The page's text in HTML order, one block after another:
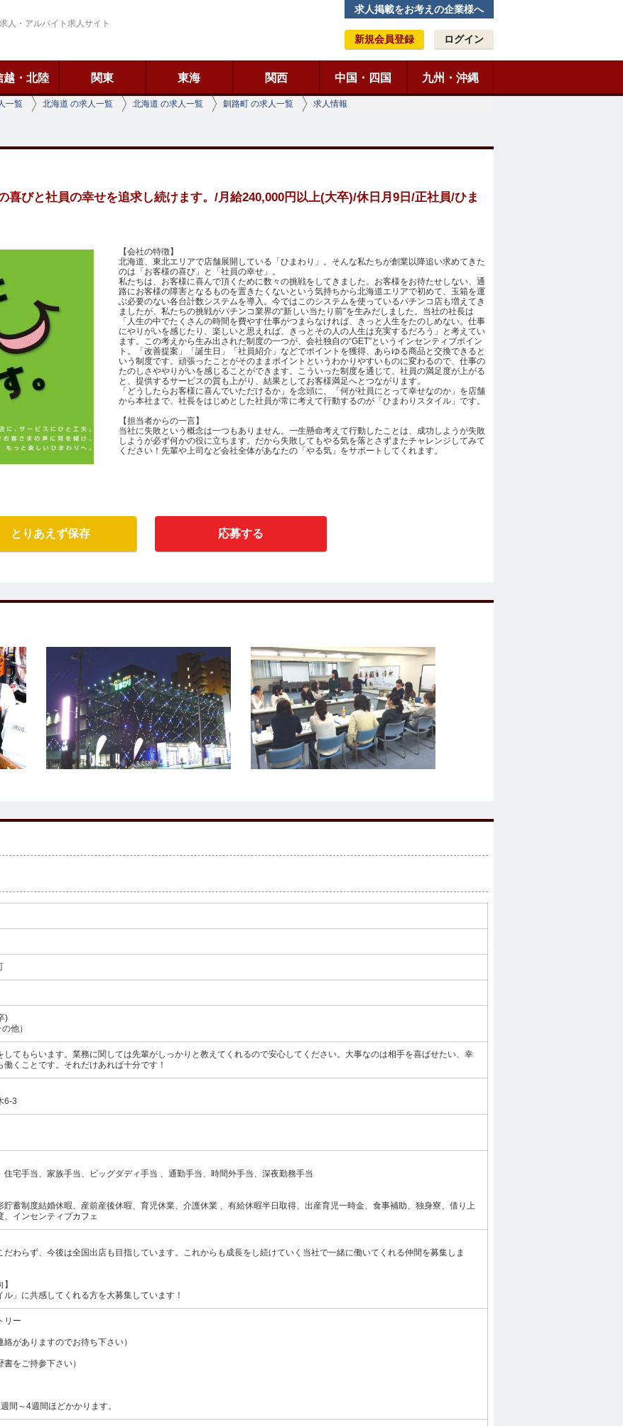
人・アルバイト求人サイト
求人掲載をお考えの企業様へ
新規会員登録 ログイン
越・北陸 関東 東海 関西 中国・四国 九州・沖縄
一覧 北海道 の求人一覧 北海道 の求人一覧 釧路町 の求人一覧 求人情報
喜びと社員の幸せを追求し続けます。/月給240,000円以上(大卒)/休日月9日/正社員/ひま
【会社の特徴】
北海道、東北エリアで店舗展開している「ひまわり」。そんな私たちが創業以降追い求めてきた
のは「お客様の喜び」と「社員の幸せ」。
私たちは、お客様に喜んで頂くために数々の挑戦をしてきました。お客様をお待たせしない、通
路にお客様の障害となるものを置きたくないという気持ちから北海道エリアで初めて、玉箱を運
ぶ必要のない各台計数システムを導入。今ではこのシステムを使っているパチンコ店も増えてき
ましたが、私たちの挑戦がパチンコ業界の“新しい当たり前”を生みだしました。当社の社長は
「人生の中でたくさんの時間を費やす仕事がつまらなければ、きっと人生をたのしめない。仕事
にやりがいを感じたり、楽しいと思えれば、きっとその人の人生は充実するだろう」と考えてい
ます。この考えから生み出された制度の一つが、会社独自の“GET”というインセンティブポイン
ト。「改善提案」「誕生日」「社員紹介」などでポイントを獲得、あらゆる商品と交換できると
いう制度です。頑張ったことがそのままポイントというわかりやすいものに変わるので、仕事の
たのしさややりがいを感じることができます。こういった制度を通じて、社員の満足度が上がる
と、提供するサービスの質も上がり、結果としてお客様満足へとつながります。
「どうしたらお客様に喜んでいただけるか」を念頭に、「何が社員にとって幸せなのか」を店舗
から本社まで、社長をはじめとした社員が常に考えて行動するのが「ひまわりスタイル」です。
【担当者からの一言】
当社に失敗という概念は一つもありません。一生懸命考えて行動したことは、成功しようが失敗
しようが必ず何かの役に立ちます。だから失敗してもやる気を落とさずまたチャレンジしてみて
ください！先輩や上司など会社全体があなたの「やる気」をサポートしてくれます。
とりあえず保存 応募する
)
他）
してもらいます。業務に関しては先輩がしっかりと教えてくれるので安心してください。大事なのは相手を喜ばせたい、幸
くことです。それだけあれば十分です！
6-3
住宅手当、家族手当、ビッグダディ手当 、通勤手当、時間外手当、深夜勤務手当
貯蓄制度結婚休暇、産前産後休暇、育児休業、介護休業 、有給休暇半日取得、出産育児一時金、食事補助、独身寮、借り上
、インセンティブカフェ
だわらず、今後は全国出店も目指しています。これからも成長をし続けていく当社で一緒に働いてくれる仲間を募集しま
」に共感してくれる方を大募集しています！
リー
がありますのでお待ち下さい）
をご持参下さい）
間～4週間ほどかかります。